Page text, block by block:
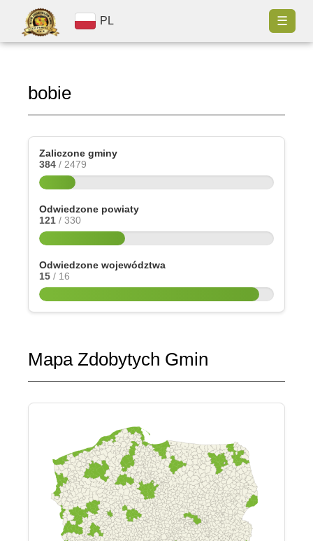
PL ☰
bobie
Zaliczone gminy
384 / 2479
Odwiedzone powiaty
121 / 330
Odwiedzone województwa
15 / 16
Mapa Zdobytych Gmin